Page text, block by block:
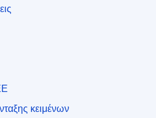
κειμένων